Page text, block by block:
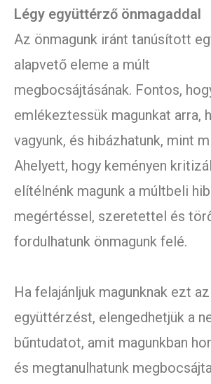
Légy együttérző önmagaddal
Az önmagunk iránt tanúsított
alapvető eleme a múlt
megbocsájtásának. Fontos,
emlékeztessük magunkat arra,
vagyunk, és hibázhatunk, mint
Ahelyett, hogy keményen
elítélnénk magunk a múltbeli
megértéssel, szeretettel és
fordulhatunk önmagunk felé.
Ha felajánljuk magunknak ezt az
együttérzést, elengedhetjük a
bűntudatot, amit magunkban
és megtanulhatunk